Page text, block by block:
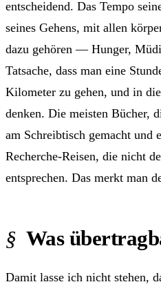
entscheidend. Das Tempo
seines Gehens, mit allen
dazu gehören — Hunger,
Tatsache, dass man eine
Kilometer zu gehen, und in
denken. Die meisten Bücher,
am Schreibtisch gemacht und
Recherche-Reisen, die nicht
entsprechen. Das merkt man
Was
Damit lasse ich nicht stehen,